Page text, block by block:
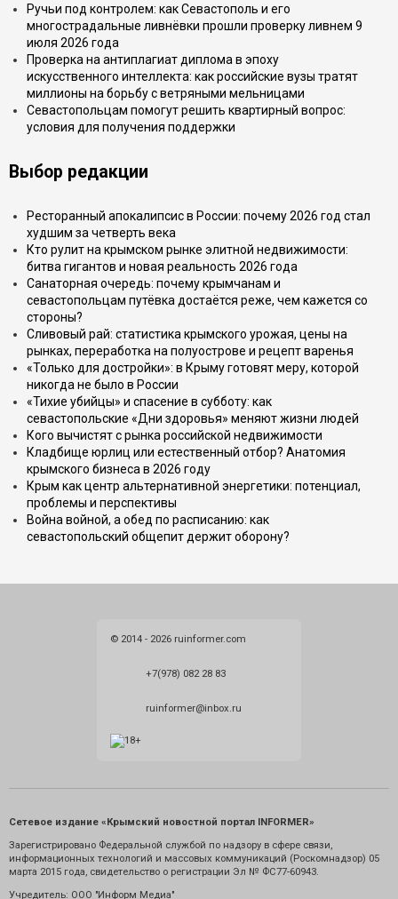
Ручьи под контролем: как Севастополь и его
многострадальные ливнёвки прошли проверку ливнем 9
июля 2026 года
Проверка на антиплагиат диплома в эпоху
искусственного интеллекта: как российские вузы тратят
миллионы на борьбу с ветряными мельницами
Севастопольцам помогут решить квартирный вопрос:
условия для получения поддержки
Выбор редакции
Ресторанный апокалипсис в России: почему 2026 год стал
худшим за четверть века
Кто рулит на крымском рынке элитной недвижимости:
битва гигантов и новая реальность 2026 года
Санаторная очередь: почему крымчанам и
севастопольцам путёвка достаётся реже, чем кажется со
стороны?
Сливовый рай: статистика крымского урожая, цены на
рынках, переработка на полуострове и рецепт варенья
«Только для достройки»: в Крыму готовят меру, которой
никогда не было в России
«Тихие убийцы» и спасение в субботу: как
севастопольские «Дни здоровья» меняют жизни людей
Кого вычистят с рынка российской недвижимости
Кладбище юрлиц или естественный отбор? Анатомия
крымского бизнеса в 2026 году
Крым как центр альтернативной энергетики: потенциал,
проблемы и перспективы
Война войной, а обед по расписанию: как
севастопольский общепит держит оборону?
© 2014 - 2026 ruinformer.com
+7(978) 082 28 83
ruinformer@inbox.ru
Сетевое издание «Крымский новостной портал INFORMER»
Зарегистрировано Федеральной службой по надзору в сфере связи,
информационных технологий и массовых коммуникаций (Роскомнадзор) 05
марта 2015 года, свидетельство о регистрации Эл № ФС77-60943.
Учредитель: ООО "Информ Медиа"